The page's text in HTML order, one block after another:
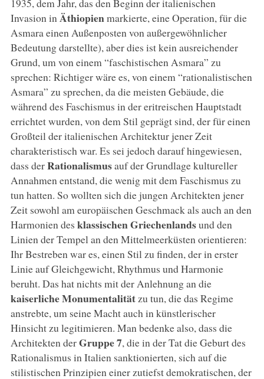
Invasion in Äthiopienmarkierte, eine Operation, für die
Asmara einen Außenposten von außergewöhnlicher
Bedeutung darstellte), aber dies ist kein ausreichender
Grund, um von einem “faschistischen Asmara” zu
sprechen: Richtiger wäre es, von einem “rationalistischen
Asmara” zu sprechen, da die meisten Gebäude, die
während des Faschismus in der eritreischen Hauptstadt
errichtet wurden, von dem Stil geprägt sind, der für einen
Großteil der italienischen Architektur jener Zeit
charakteristisch war. Es sei jedoch darauf hingewiesen,
dass derRationalismusauf der Grundlage kultureller
Annahmen entstand, die wenig mit dem Faschismus zu
tun hatten. So wollten sich die jungen Architekten jener
Zeit sowohl am europäischen Geschmack als auch an den
Harmonien des klassischen Griechenlandsund den
Linien der Tempel an den Mittelmeerküsten orientieren:
Ihr Bestreben war es, einen Stil zu finden, der in erster
Linie auf Gleichgewicht, Rhythmus und Harmonie
beruht. Das hat nichts mit der Anlehnung an die
kaiserliche Monumentalitätzu tun, die das Regime
anstrebte, um seine Macht auch in künstlerischer
Hinsicht zu legitimieren. Man bedenke also, dass die
Architekten derGruppe 7, die in der Tat die Geburt des
Rationalismus in Italien sanktionierten, sich auf die
stilistischen Prinzipien einer zutiefst demokratischen, der